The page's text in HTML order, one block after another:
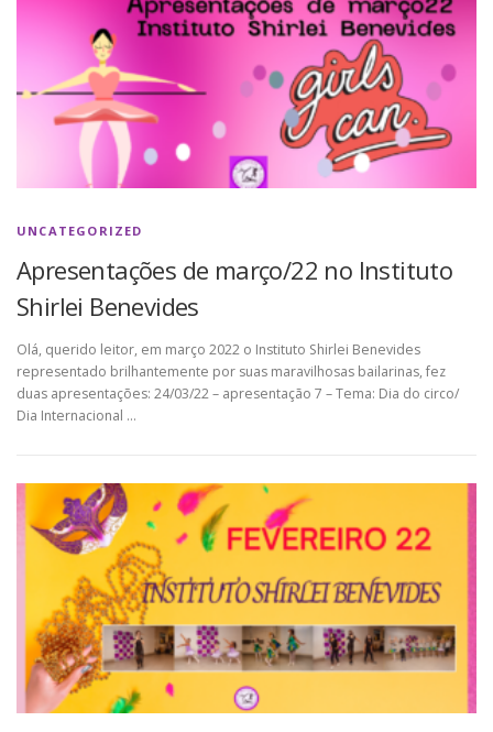
UNCATEGORIZED
Apresentações de março/22 no Instituto
Shirlei Benevides
Olá, querido leitor, em março 2022 o Instituto Shirlei Benevides
representado brilhantemente por suas maravilhosas bailarinas, fez
duas apresentações: 24/03/22 – apresentação 7 – Tema: Dia do circo/
Dia Internacional …